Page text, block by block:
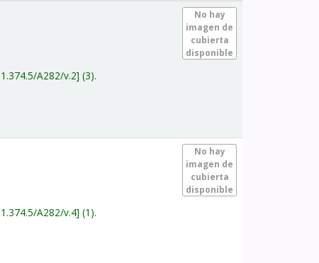
No hay
imagen de
cubierta
disponible
A282/v.2 (3).
No hay
imagen de
cubierta
disponible
A282/v.4 (1).